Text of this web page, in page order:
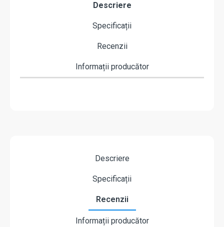
Descriere
Specificații
Recenzii
Informații producător
Descriere
Specificații
Recenzii
Informații producător